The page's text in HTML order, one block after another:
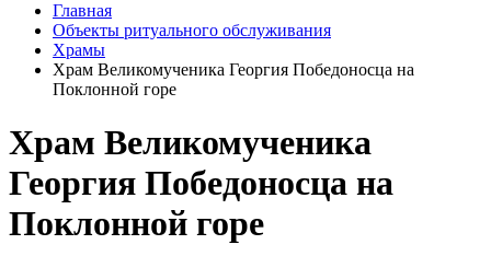
Главная
Объекты ритуального обслуживания
Храмы
Храм Великомученика Георгия Победоносца на
Поклонной горе
Храм Великомученика
Георгия Победоносца на
Поклонной горе